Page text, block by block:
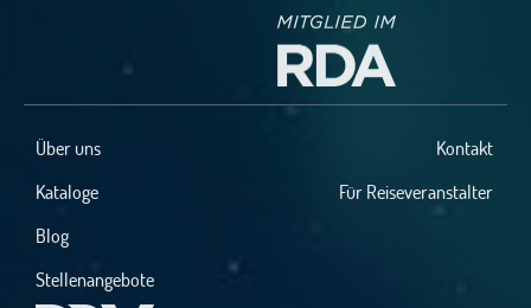
Über uns
Kontakt
Kataloge
Für Reiseveranstalter
Blog
Stellenangebote